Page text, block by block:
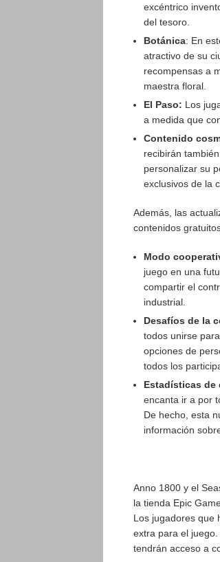
excéntrico
del tesoro.
Botánica: En
atractivo de su
recompensas a
maestra floral.
El Paso: Los
a medida que
Contenido
recibirán
personalizar su
exclusivos de la
Además, las
contenidos
Modo
juego en una
compartir el
industrial.
Desafíos de la
todos unirse
opciones de
todos los
Estadísticas
encanta ir a por
De hecho, esta
información
Anno 1800 y el
la tienda Epic
Los jugadores que
extra para el
tendrán acceso a